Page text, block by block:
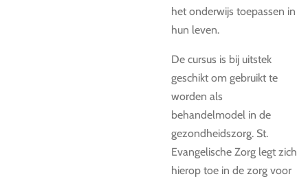
het onderwijs toepassen in
hun leven.
De cursus is bij uitstek
geschikt om gebruikt te
worden als
behandelmodel in de
gezondheidszorg. St.
Evangelische Zorg legt zich
hierop toe in de zorg voor